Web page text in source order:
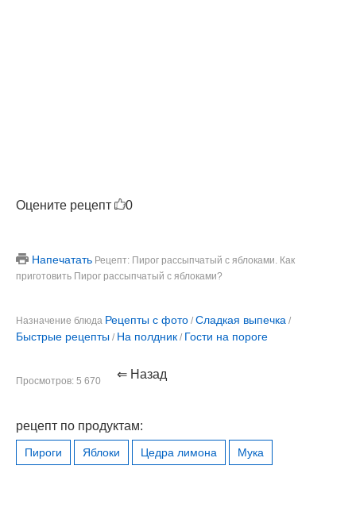
Оцените рецепт 0
Напечатать Рецепт: Пирог рассыпчатый с яблоками. Как
приготовить Пирог рассыпчатый с яблоками?
Назначение блюда Рецепты с фото / Сладкая выпечка /
Быстрые рецепты / На полдник / Гости на пороге
Просмотров: 5 670 ⇐ Назад
рецепт по продуктам:
Пироги Яблоки Цедра лимона Мука